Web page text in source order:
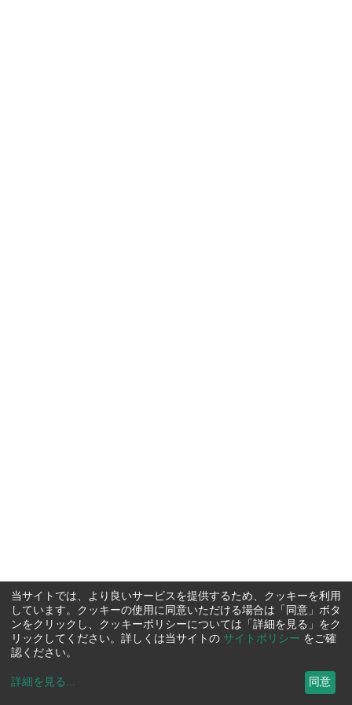
当サイトでは、より良いサービスを提供するため、クッキーを利用
しています。クッキーの使用に同意いただける場合は「同意」ボタ
ンをクリックし、クッキーポリシーについては「詳細を見る」をク
リックしてください。詳しくは当サイトの サイトポリシー をご確
認ください。
詳細を見る ... 同意